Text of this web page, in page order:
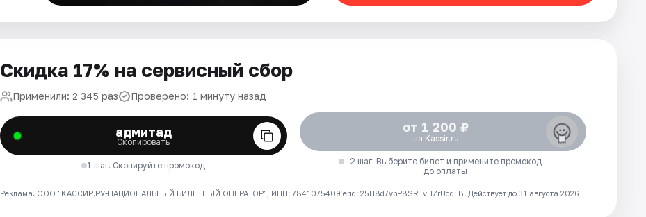
Скидка 17% на сервисный сбор
Применили: 2 345 раз Проверено: 1 минуту назад
адмитад
Скопировать
1 шаг. Скопируйте промокод
от 1 200 ₽
на Kassir.ru
2 шаг. Выберите билет и примените промокод
до оплаты
Реклама. ООО "КАССИР.РУ-НАЦИОНАЛЬНЫЙ БИЛЕТНЫЙ ОПЕРАТОР", ИНН: 7841075409 erid: 25H8d7vbP8SRTvHZrUcdLB. Действует до 31 августа 2026